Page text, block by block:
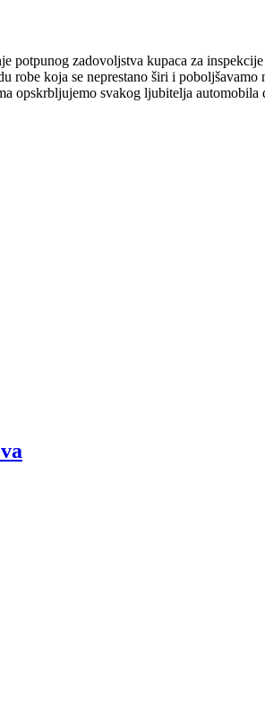
potpunog zadovoljstva kupaca za
robe koja se neprestano širi i
opskrbljujemo svakog ljubitelja